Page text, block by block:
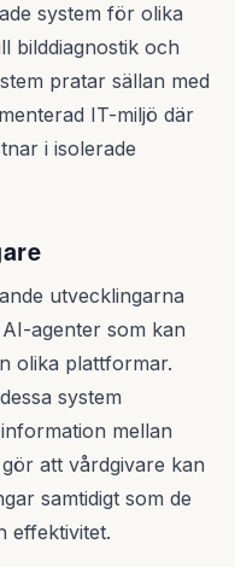
system för olika
bilddiagnostik och
pratar sällan med
IT-miljö där
i isolerade
utvecklingarna
agenter som kan
olika plattformar.
system
mellan
att vårdgivare kan
samtidigt som de
effektivitet.